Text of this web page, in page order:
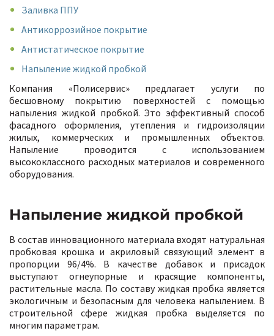
Заливка ППУ
Антикоррозийное покрытие
Антистатическое покрытие
Напыление жидкой пробкой
Компания «Полисервис» предлагает услуги по
бесшовному покрытию поверхностей с помощью
напыления жидкой пробкой. Это эффективный способ
фасадного оформления, утепления и гидроизоляции
жилых, коммерческих и промышленных объектов.
Напыление проводится с использованием
высококлассного расходных материалов и современного
оборудования.
Напыление жидкой пробкой
В состав инновационного материала входят натуральная
пробковая крошка и акриловый связующий элемент в
пропорции 96/4%. В качестве добавок и присадок
выступают огнеупорные и красящие компоненты,
растительные масла. По составу жидкая пробка является
экологичным и безопасным для человека напылением. В
строительной сфере жидкая пробка выделяется по
многим параметрам.